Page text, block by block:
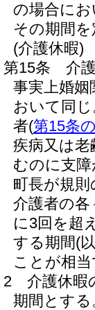
の場合に
その期間
(介護休暇)
第15条
介
事実上婚
おいて同じ
者(第15条
疾病又は
むのに支
町長が規
介護者の
に3回を超
する期間(
ことが相
2
介護休暇
期間とする